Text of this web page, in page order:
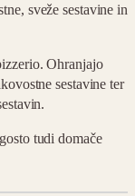
sveže sestavine in
Ohranjajo
sestavine ter
tudi domače